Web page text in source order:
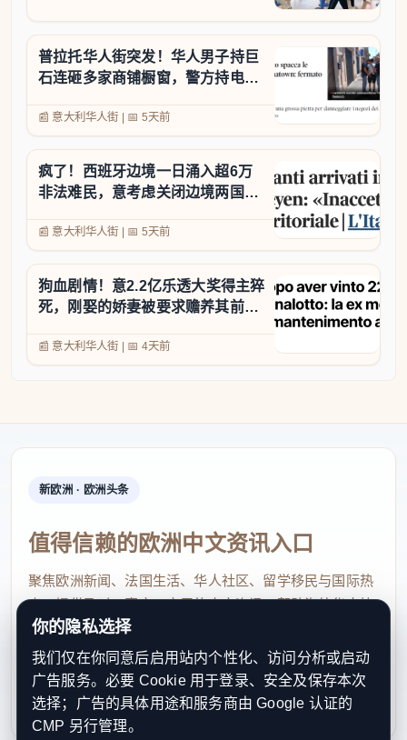
普拉托华人街突发！华人男子持巨
石连砸多家商铺橱窗，警方持电击
📰 意大利华人街 | 📅 5天前
疯了！西班牙边境一日涌入超6万
非法难民，意考虑关闭边境两国外
📰 意大利华人街 | 📅 5天前
狗血剧情！意2.2亿乐透大奖得主猝
死，刚娶的娇妻被要求赡养其前
📰 意大利华人街 | 📅 4天前
新欧洲 · 欧洲头条
值得信赖的欧洲中文资讯入口
聚焦欧洲新闻、法国生活、华人社区、留学移民与国际热
点，提供及时、真实、实用的中文资讯，帮助海外华人快
速了解欧洲动态。
contact@xinouzhou.com
服务支持、版权与合作：工作日优先处理站务、投稿与权
利通知
你的隐私选择
我们仅在你同意后启用站内个性化、访问分析或启动
广告服务。必要 Cookie 用于登录、安全及保存本次
选择；广告的具体用途和服务商由 Google 认证的
CMP 另行管理。